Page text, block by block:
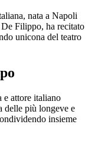
nata a Napoli
Filippo, ha recitato
unicona del teatro
attore italiano
delle più longeve e
insieme